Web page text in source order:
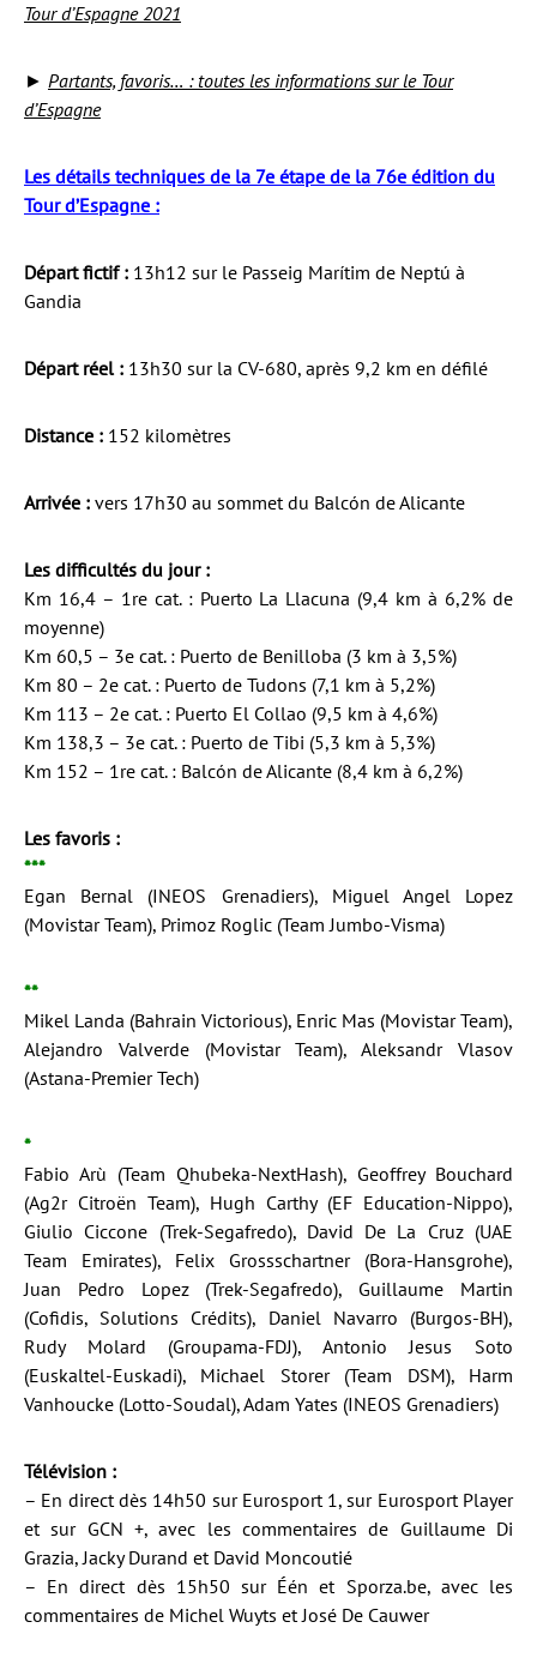
Tour d’Espagne 2021
► Partants, favoris… : toutes les informations sur le Tour
d’Espagne
Les détails techniques de la 7e étape de la 76e édition du
Tour d’Espagne :
Départ fictif : 13h12 sur le Passeig Marítim de Neptú à
Gandia
Départ réel : 13h30 sur la CV-680, après 9,2 km en défilé
Distance : 152 kilomètres
Arrivée : vers 17h30 au sommet du Balcón de Alicante
Les difficultés du jour :
Km 16,4 – 1re cat. : Puerto La Llacuna (9,4 km à 6,2% de
moyenne)
Km 60,5 – 3e cat. : Puerto de Benilloba (3 km à 3,5%)
Km 80 – 2e cat. : Puerto de Tudons (7,1 km à 5,2%)
Km 113 – 2e cat. : Puerto El Collao (9,5 km à 4,6%)
Km 138,3 – 3e cat. : Puerto de Tibi (5,3 km à 5,3%)
Km 152 – 1re cat. : Balcón de Alicante (8,4 km à 6,2%)
Les favoris :
***
Egan Bernal (INEOS Grenadiers), Miguel Angel Lopez
(Movistar Team), Primoz Roglic (Team Jumbo-Visma)
**
Mikel Landa (Bahrain Victorious), Enric Mas (Movistar Team),
Alejandro Valverde (Movistar Team), Aleksandr Vlasov
(Astana-Premier Tech)
*
Fabio Arù (Team Qhubeka-NextHash), Geoffrey Bouchard
(Ag2r Citroën Team), Hugh Carthy (EF Education-Nippo),
Giulio Ciccone (Trek-Segafredo), David De La Cruz (UAE
Team Emirates), Felix Grossschartner (Bora-Hansgrohe),
Juan Pedro Lopez (Trek-Segafredo), Guillaume Martin
(Cofidis, Solutions Crédits), Daniel Navarro (Burgos-BH),
Rudy Molard (Groupama-FDJ), Antonio Jesus Soto
(Euskaltel-Euskadi), Michael Storer (Team DSM), Harm
Vanhoucke (Lotto-Soudal), Adam Yates (INEOS Grenadiers)
Télévision :
– En direct dès 14h50 sur Eurosport 1, sur Eurosport Player
et sur GCN +, avec les commentaires de Guillaume Di
Grazia, Jacky Durand et David Moncoutié
– En direct dès 15h50 sur Één et Sporza.be, avec les
commentaires de Michel Wuyts et José De Cauwer